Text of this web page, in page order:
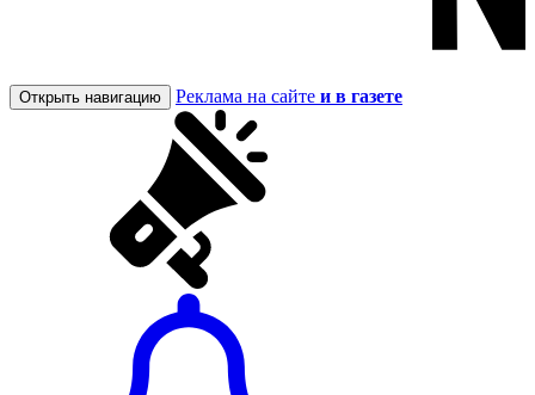
Открыть навигацию Реклама на сайте и в газете